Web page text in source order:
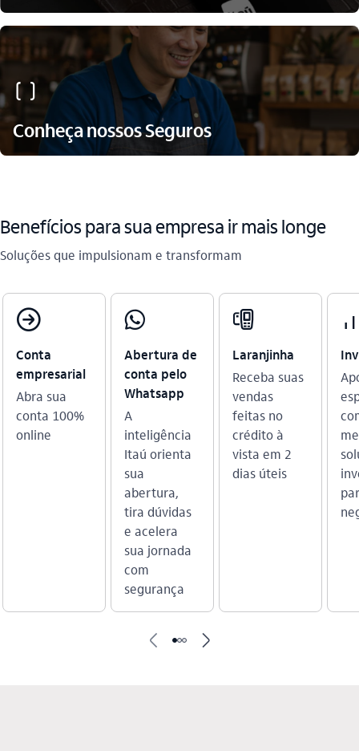
seguro
Conheça nossos Seguros
Benefícios para sua empresa ir mais longe
Soluções que impulsionam e transformam​
compra_outline
Conta
empresarial
Abra sua
conta 100%
online
whatsapp_outline
Abertura de
conta pelo
Whatsapp
A
inteligência
Itaú orienta
sua
abertura,
tira dúvidas
e acelera
sua jornada
com
segurança
maquina_cartao_outline
Laranjinha
Receba suas
vendas
feitas no
crédito à
vista em 2
dias úteis
seta_esquerda seta_direita